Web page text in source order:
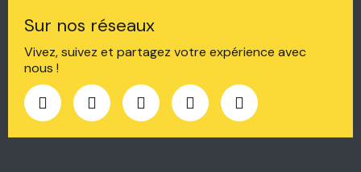
Sur nos réseaux
Vivez, suivez et partagez votre expérience avec
nous !